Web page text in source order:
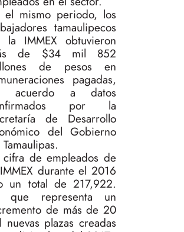
el mismo periodo, los
tamaulipecos
la IMMEX obtuvieron
de $34 mil 852
de pesos en
pagadas,
acuerdo a datos
por la
de Desarrollo
del Gobierno
cifra de empleados de
durante el 2016
un total de 217,922.
que representa un
de más de 20
nuevas plazas creadas